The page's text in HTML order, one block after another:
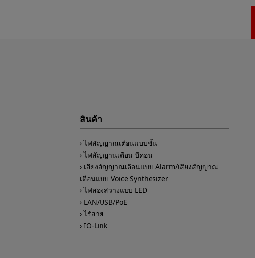
สินค้า
ไฟสัญญาณเตือนแบบชั้น
ไฟสัญญานเตือน บีคอน
เสียงสัญญาณเตือนแบบ Alarm/เสียงสัญญาณ
เตือนแบบ Voice Synthesizer
ไฟส่องสว่างแบบ LED
LAN/USB/PoE
ไร้สาย
IO-Link